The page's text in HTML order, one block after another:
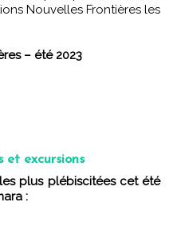
Nouvelles Frontières les
– été 2023
et excursions
: